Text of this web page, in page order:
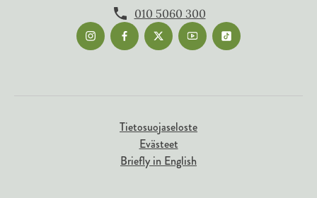
010 5060 300
Tietosuojaseloste
Evästeet
Briefly in English